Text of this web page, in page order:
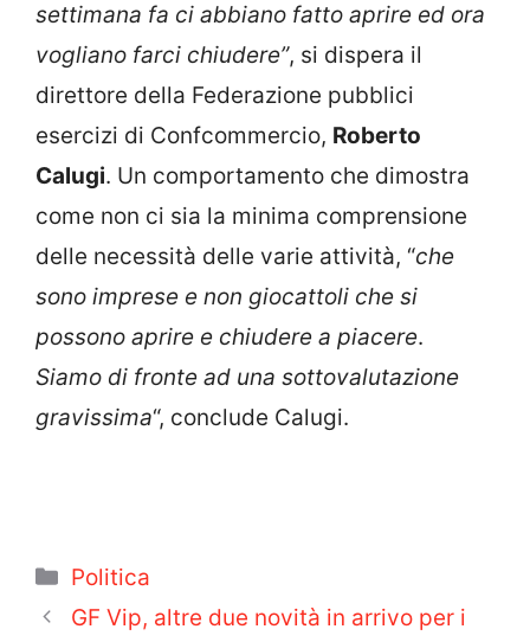
settimana fa ci abbiano fatto aprire ed ora
vogliano farci chiudere”, si dispera il
direttore della Federazione pubblici
esercizi di Confcommercio, Roberto
Calugi. Un comportamento che dimostra
come non ci sia la minima comprensione
delle necessità delle varie attività, “che
sono imprese e non giocattoli che si
possono aprire e chiudere a piacere.
Siamo di fronte ad una sottovalutazione
gravissima“, conclude Calugi.
Categorie
Politica
GF Vip, altre due novità in arrivo per i